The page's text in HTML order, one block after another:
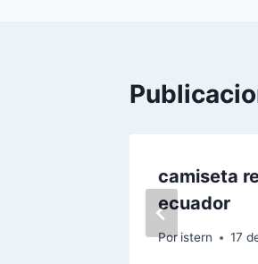
camiseta
ecuador
Por istern 17